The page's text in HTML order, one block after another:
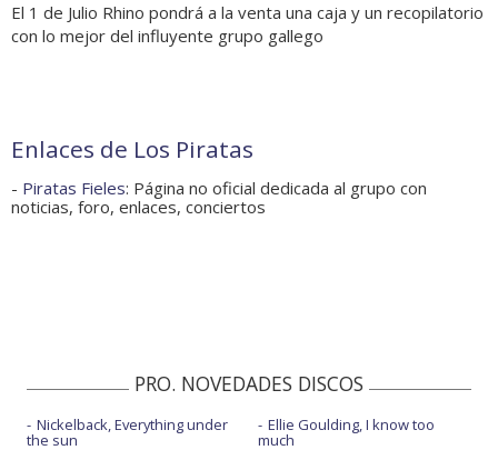
El 1 de Julio Rhino pondrá a la venta una caja y un recopilatorio
con lo mejor del influyente grupo gallego
Enlaces de Los Piratas
- Piratas Fieles: Página no oficial dedicada al grupo con
noticias, foro, enlaces, conciertos
PRO. NOVEDADES DISCOS
Nickelback, Everything under
the sun
Ellie Goulding, I know too
much